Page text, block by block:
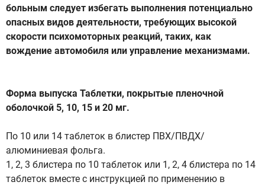
больным следует избегать выполнения потенциально
опасных видов деятельности, требующих высокой
скорости психомоторных реакций, таких, как
вождение автомобиля или управление механизмами.
Форма выпуска Таблетки, покрытые пленочной
оболочкой 5, 10, 15 и 20 мг.
По 10 или 14 таблеток в блистер ПВХ/ПВДХ/
алюминиевая фольга.
1, 2, 3 блистера по 10 таблеток или 1, 2, 4 блистера по 14
таблеток вместе с инструкцией по применению в